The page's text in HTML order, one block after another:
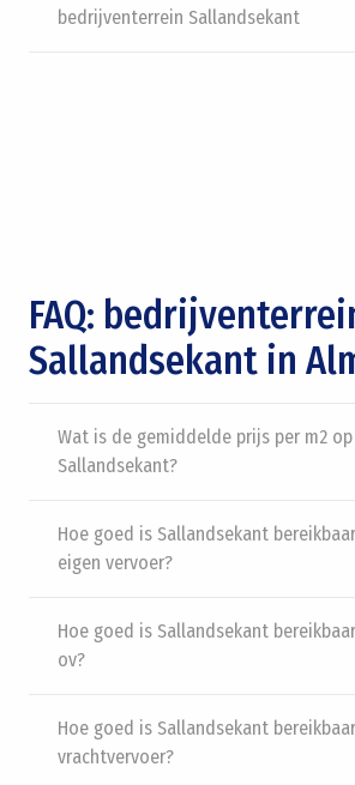
bedrijventerrein Sallandsekant
FAQ:
Sallandsekant in
Wat is de gemiddelde prijs per m2 op
Sallandsekant?
Hoe goed is Sallandsekant
eigen vervoer?
Hoe goed is Sallandsekant
ov?
Hoe goed is Sallandsekant
vrachtvervoer?